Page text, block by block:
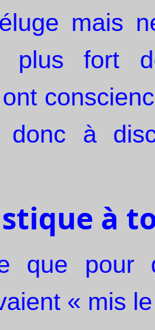
mais
plus fort
donc à
à
que pour
« mis